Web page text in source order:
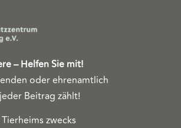
– Helfen Sie mit!
oder ehrenamtlich
Beitrag zählt!
zwecks